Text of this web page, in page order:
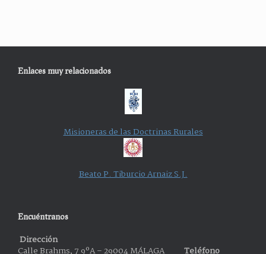
Enlaces muy relacionados
Misioneras de las Doctrinas Rurales
Beato P. Tiburcio Arnaiz S.J.
Encuéntranos
Dirección
Calle Brahms, 7 9ºA – 29004 MÁLAGA Teléfono